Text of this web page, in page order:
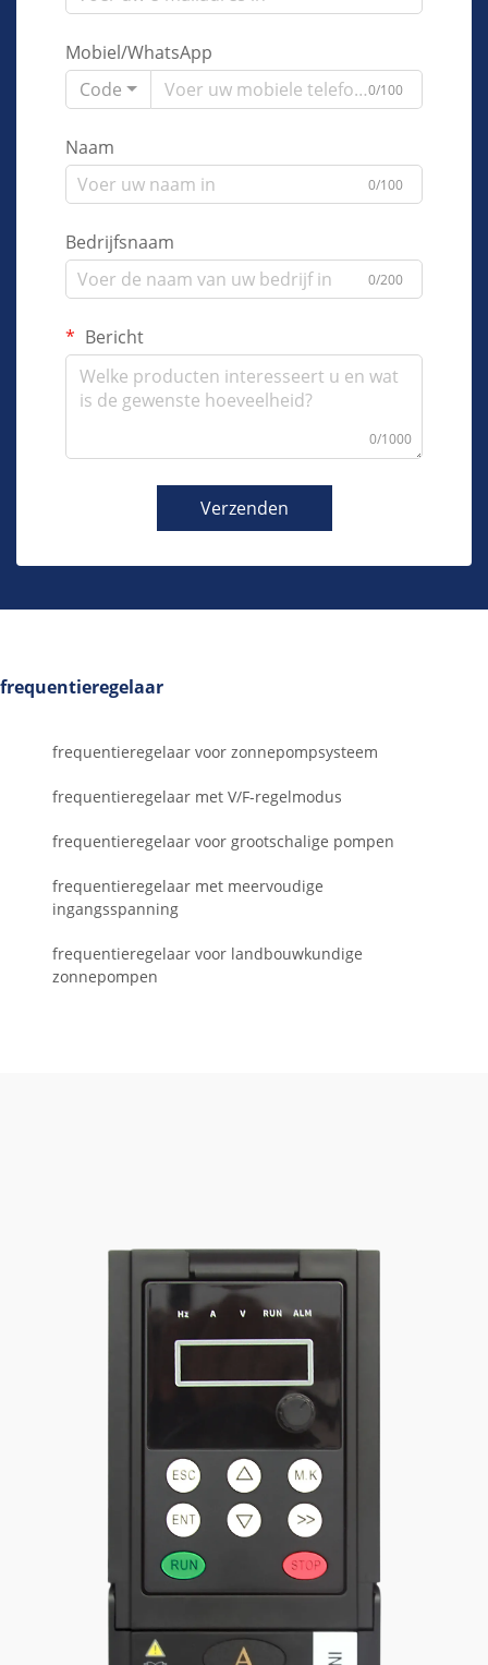
Mobiel/WhatsApp
Code
0/100
Naam
0/100
Bedrijfsnaam
0/200
Bericht
0/1000
Verzenden
frequentieregelaar
frequentieregelaar voor zonnepompsysteem
frequentieregelaar met V/F-regelmodus
frequentieregelaar voor grootschalige pompen
frequentieregelaar met meervoudige
ingangsspanning
frequentieregelaar voor landbouwkundige
zonnepompen